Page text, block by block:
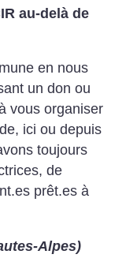
au-delà de
en nous
un don ou
vous organiser
ici ou depuis
toujours
de
prêt.es à
Alpes)